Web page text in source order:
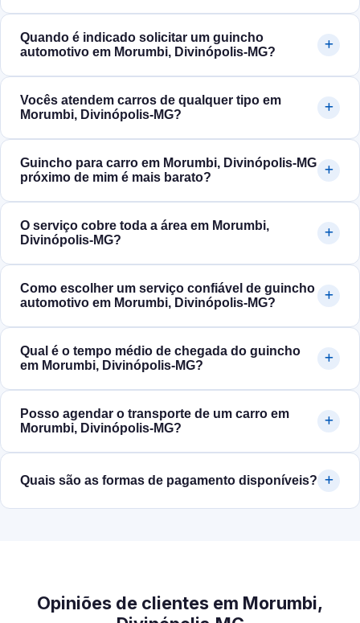
Quando é indicado solicitar um guincho
automotivo em Morumbi, Divinópolis‑MG?
Vocês atendem carros de qualquer tipo em
Morumbi, Divinópolis‑MG?
Guincho para carro em Morumbi, Divinópolis‑MG
próximo de mim é mais barato?
O serviço cobre toda a área em Morumbi,
Divinópolis‑MG?
Como escolher um serviço confiável de guincho
automotivo em Morumbi, Divinópolis‑MG?
Qual é o tempo médio de chegada do guincho
em Morumbi, Divinópolis‑MG?
Posso agendar o transporte de um carro em
Morumbi, Divinópolis‑MG?
Quais são as formas de pagamento disponíveis?
Opiniões de clientes em Morumbi,